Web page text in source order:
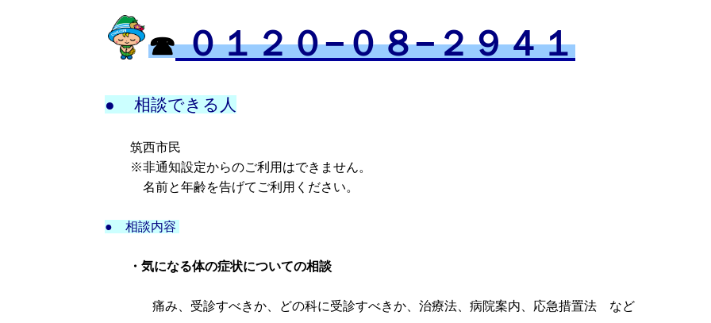
☎０１２０−０８−２９４１
● 相談できる人
筑西市民
※非通知設定からのご利用はできません。
名前と年齢を告げてご利用ください。
● 相談内容
・気になる体の症状についての相談
痛み、受診すべきか、どの科に受診すべきか、治療法、病院案内、応急措置法 など